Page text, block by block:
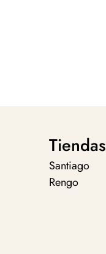
Tiendas
Santiago
Rengo